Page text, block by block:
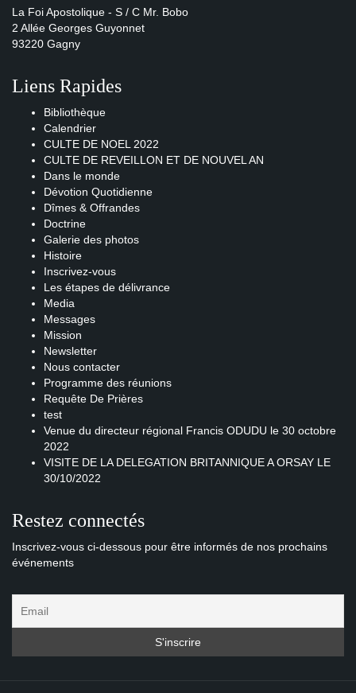
La Foi Apostolique - S / C Mr. Bobo
2 Allée Georges Guyonnet
93220 Gagny
Liens Rapides
Bibliothèque
Calendrier
CULTE DE NOEL 2022
CULTE DE REVEILLON ET DE NOUVEL AN
Dans le monde
Dévotion Quotidienne
Dîmes & Offrandes
Doctrine
Galerie des photos
Histoire
Inscrivez-vous
Les étapes de délivrance
Media
Messages
Mission
Newsletter
Nous contacter
Programme des réunions
Requête De Prières
test
Venue du directeur régional Francis ODUDU le 30 octobre
2022
VISITE DE LA DELEGATION BRITANNIQUE A ORSAY LE
30/10/2022
Restez connectés
Inscrivez-vous ci-dessous pour être informés de nos prochains
événements